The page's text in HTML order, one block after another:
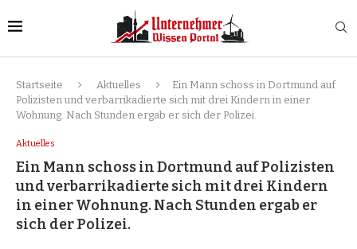
Startseite Aktuelles
Ein Mann schoss in Dortmund auf
Polizisten und verbarrikadierte sich mit drei Kindern in einer
Wohnung. Nach Stunden ergab er sich der Polizei.
Aktuelles
Ein Mann schoss in Dortmund auf Polizisten
und verbarrikadierte sich mit drei Kindern
in einer Wohnung. Nach Stunden ergab er
sich der Polizei.